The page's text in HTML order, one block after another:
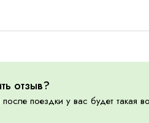
отзыв?
после поездки у вас будет такая